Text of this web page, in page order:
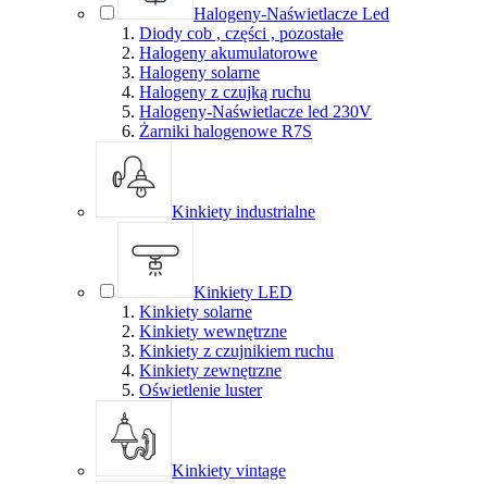
Halogeny-Naświetlacze Led
Diody cob , części , pozostałe
Halogeny akumulatorowe
Halogeny solarne
Halogeny z czujką ruchu
Halogeny-Naświetlacze led 230V
Żarniki halogenowe R7S
Kinkiety industrialne
Kinkiety LED
Kinkiety solarne
Kinkiety wewnętrzne
Kinkiety z czujnikiem ruchu
Kinkiety zewnętrzne
Oświetlenie luster
Kinkiety vintage